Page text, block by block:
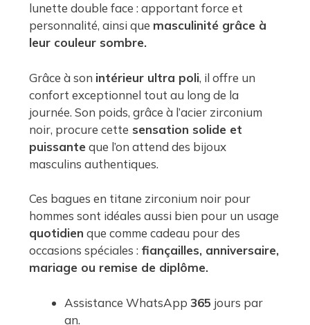
lunette double face : apportant force et
personnalité, ainsi que masculinité grâce à
leur couleur sombre.
Grâce à son intérieur ultra poli, il offre un
confort exceptionnel tout au long de la
journée. Son poids, grâce à l’acier zirconium
noir, procure cette sensation solide et
puissanteque l’on attend des bijoux
masculins authentiques.
Ces bagues en titane zirconium noir pour
hommes sont idéales aussi bien pour un usage
quotidien que comme cadeau pour des
occasions spéciales : fiançailles, anniversaire,
mariage ou remise de diplôme.
Assistance WhatsApp365 jours par
an.